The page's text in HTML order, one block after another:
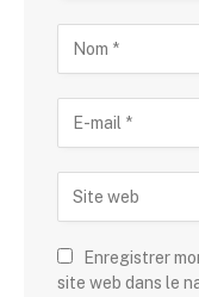
Enregistrer
site web dans le